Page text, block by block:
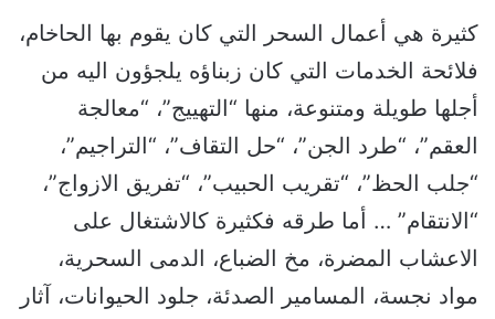
كثيرة هي أعمال السحر التي كان يقوم بها الحاخام،
فلائحة الخدمات التي كان زبناؤه يلجؤون اليه من
أجلها طويلة ومتنوعة، منها “التهييج”، “معالجة
العقم”، “طرد الجن”، “حل التقاف”، “التراجيم”،
“جلب الحظ”، “تقريب الحبيب”، “تفريق الازواج”،
“الانتقام” … أما طرقه فكثيرة كالاشتغال على
الاعشاب المضرة، مخ الضباع، الدمى السحرية،
مواد نجسة، المسامير الصدئة، جلود الحيوانات، آثار